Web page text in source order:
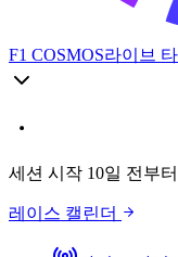
F1 COSMOS라이브
세션 시작 10일 전부
레이스 캘린더